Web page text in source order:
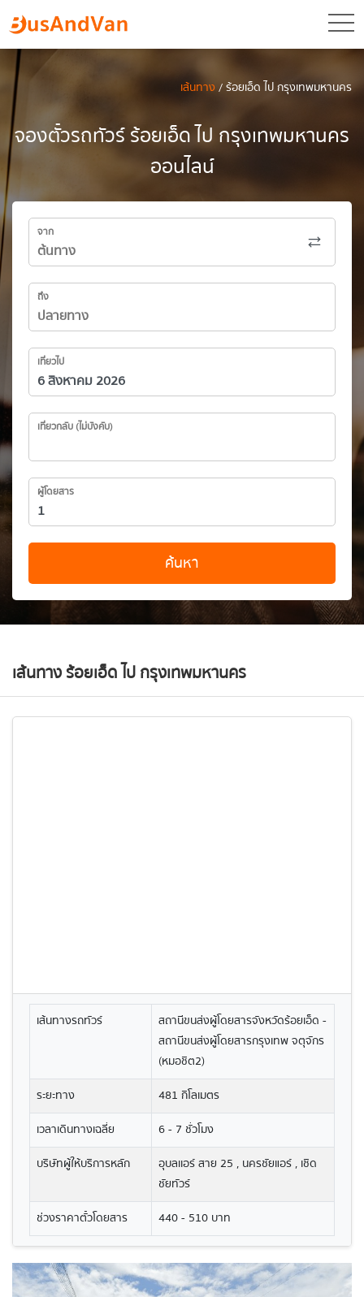
เส้นทาง/ ร้อยเอ็ด ไป กรุงเทพมหานคร
จองตั๋วรถทัวร์ ร้อยเอ็ด ไป กรุงเทพมหานคร
ออนไลน์
จาก
ถึง
เที่ยวไป
เที่ยวกลับ (ไม่บังคับ)
ผู้โดยสาร
ค้นหา
เส้นทาง ร้อยเอ็ด ไป กรุงเทพมหานคร
เส้นทางรถทัวร์
สถานีขนส่งผู้โดยสารจังหวัดร้อยเอ็ด -
สถานีขนส่งผู้โดยสารกรุงเทพ จตุจักร
(หมอชิต2)
ระยะทาง
481 กิโลเมตร
เวลาเดินทางเฉลี่ย
6 - 7 ชั่วโมง
บริษัทผู้ให้บริการหลัก
อุบลเเอร์ สาย 25 , นครชัยแอร์ , เชิด
ชัยทัวร์
ช่วงราคาตั๋วโดยสาร
440 - 510 บาท